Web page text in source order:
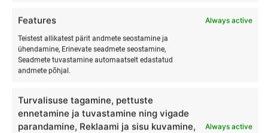
Features Always active
Teistest allikatest pärit andmete seostamine ja
ühendamine, Erinevate seadmete seostamine,
Seadmete tuvastamine automaatselt edastatud
andmete põhjal.
Turvalisuse tagamine, pettuste
ennetamine ja tuvastamine ning vigade
parandamine, Reklaami ja sisu kuvamine,
Always active
toitlustamisega seotud küsimused.
Majutusinfo ja broneerimine üleval ka booking.com
https://www.booking.com/hotel/ee/ranna-
Ööbimise võimalused Ranna Surfikülas. Hinnad on toodud
valikus 1 öö. Uuri saadavust enne broneerimist.